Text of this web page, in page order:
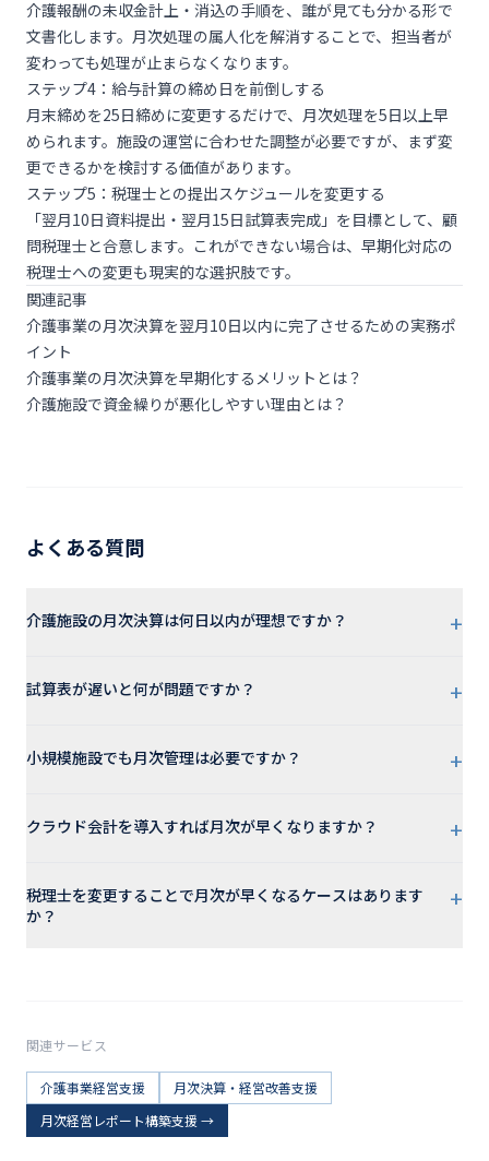
介護報酬の未収金計上・消込の手順を、誰が見ても分かる形で
文書化します。月次処理の属人化を解消することで、担当者が
変わっても処理が止まらなくなります。
ステップ4：給与計算の締め日を前倒しする
月末締めを25日締めに変更するだけで、月次処理を5日以上早
められます。施設の運営に合わせた調整が必要ですが、まず変
更できるかを検討する価値があります。
ステップ5：税理士との提出スケジュールを変更する
「翌月10日資料提出・翌月15日試算表完成」を目標として、顧
問税理士と合意します。これができない場合は、早期化対応の
税理士への変更も現実的な選択肢です。
関連記事
介護事業の月次決算を翌月10日以内に完了させるための実務ポ
イント
介護事業の月次決算を早期化するメリットとは？
介護施設で資金繰りが悪化しやすい理由とは？
よくある質問
介護施設の月次決算は何日以内が理想ですか？ +
試算表が遅いと何が問題ですか？ +
小規模施設でも月次管理は必要ですか？ +
クラウド会計を導入すれば月次が早くなりますか？ +
税理士を変更することで月次が早くなるケースはあります
か？
+
関連サービス
介護事業経営支援
月次決算・経営改善支援
月次経営レポート構築支援→